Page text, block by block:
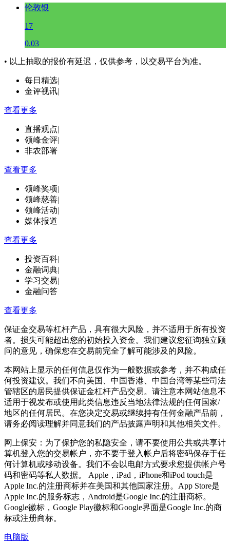
伦敦银
17
0.03
• 以上抽取的报价有延迟，仅供参考，以交易平台为准。
每日精选|
金评视讯|
查看更多
直播观点|
领峰金评|
非农部署
查看更多
领峰奖项|
领峰慈善|
领峰活动|
媒体报道
查看更多
投资百科|
金融词典|
学习交易|
金融问答
查看更多
保证金交易等杠杆产品，具有很大风险，并不适用于所有投资
者。损失可能超出您的初始投入资金。我们建议您征询独立顾
问的意见，确保您在交易前完全了解可能涉及的风险。
本网站上显示的任何信息仅作为一般数据或参考，并不构成任
何投资建议。我们不向美国、中国香港、中国台湾等某些司法
管辖区的居民提供保证金杠杆产品交易。请注意本网站信息不
适用于视发布或使用此类信息违反当地法律法规的任何国家/
地区的任何居民。在您决定交易或继续持有任何金融产品前，
请务必阅读理解并同意我们的产品披露声明和其他相关文件。
网上保安：为了保护您的私隐安全，请不要使用公共或共享计
算机登入您的交易帐户，亦不要于登入帐户后将密码保存于任
何计算机或移动设备。我们不会以电邮方式要求您提供帐户号
码和密码等私人数据。 Apple，iPad，iPhone和iPod touch是
Apple Inc.的注册商标并在美国和其他国家注册。App Store是
Apple Inc.的服务标志，Android是Google Inc.的注册商标。
Google徽标，Google Play徽标和Google界面是Google Inc.的商
标或注册商标。
电脑版